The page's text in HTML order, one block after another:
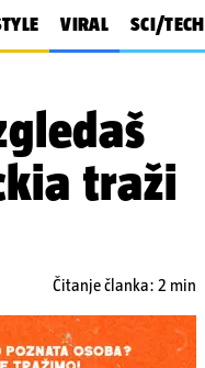
VIRAL SCI/TECH
traži
Čitanje članka: 2 min